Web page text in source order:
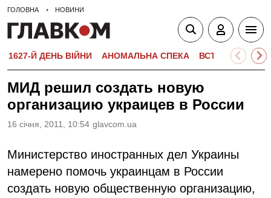
ГОЛОВНА НОВИНИ
1627-Й ДЕНЬ ВІЙНИ АНОМАЛЬНА СПЕКА ВСТУПНА
МИД решил создать новую
организацию украицев в России
16 сiчня, 2011, 10:54 glavcom.ua
Министерство иностранных дел Украины
намерено помочь украинцам в России
создать новую общественную организацию,